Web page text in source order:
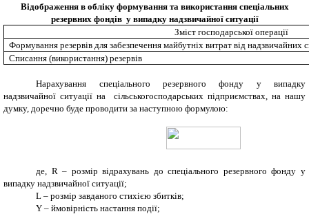
Відображення в обліку формування та використання спеціальних
резервних фондів у випадку надзвичайної ситуації
Зміст господарської операції
Формування резервів для забезпечення майбутніх витрат від надзвичайних
Списання (використання) резервів
Нарахування спеціального резервного фонду у випадку
надзвичайної ситуації на сільськогосподарських підприємствах, на нашу
думку, доречно буде проводити за наступною формулою:
де, R – розмір відрахувань до спеціального резервного фонду у
випадку надзвичайної ситуації;
L – розмір завданого стихією збитків;
Y – ймовірність настання події;